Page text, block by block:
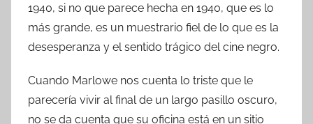
1940, si no que parece hecha en 1940, que es lo
más grande, es un muestrario fiel de lo que es la
desesperanza y el sentido trágico del cine negro.
Cuando Marlowe nos cuenta lo triste que le
parecería vivir al final de un largo pasillo oscuro,
no se da cuenta que su oficina está en un sitio